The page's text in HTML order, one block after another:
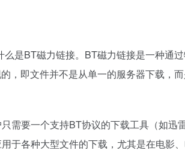
么是BT磁力链接。BT磁力链接是一种通
，即文件并不是从单一的服务器下载，
需要一个支持BT协议的下载工具（如
于各种大型文件的下载，尤其是在电影